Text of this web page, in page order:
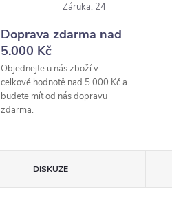
Záruka: 24
Doprava zdarma nad
5.000 Kč
Objednejte u nás zboží v
celkové hodnotě nad 5.000 Kč a
budete mít od nás dopravu
zdarma.
DISKUZE